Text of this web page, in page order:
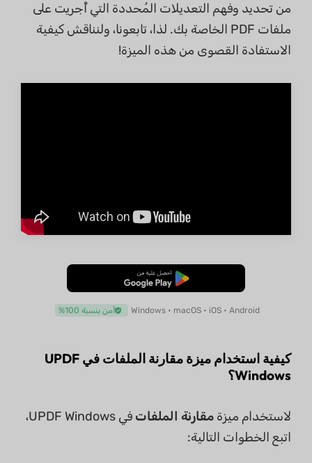
من تحديد وفهم التعديلات المُحددة التي أُجريت على
ملفات PDF الخاصة بك. لذا، تابعونا، ولنناقش كيفية
الاستفادة القصوى من هذه الميزة!
تنزيل مجاني
Windows • macOS • iOS • Android آمن بنسبة 100%
كيفية استخدام ميزة مقارنة الملفات في UPDF
Windows؟
لاستخدام ميزة مقارنة الملفات
في UPDF Windows،
اتبع الخطوات التالية: